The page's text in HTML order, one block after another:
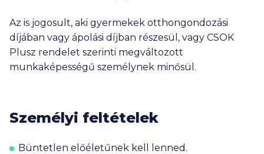
Az is jogosult, aki gyermekek otthongondozási
díjában vagy ápolási díjban részesül, vagy CSOK
Plusz rendelet szerinti megváltozott
munkaképességű személynek minősül.
Személyi feltételek
Büntetlen előéletűnek kell lenned.